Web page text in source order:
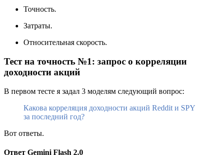
Точность.
Затраты.
Относительная скорость.
Тест на точность №1: запрос о корреляции
доходности акций
В первом тесте я задал 3 моделям следующий вопрос:
Какова корреляция доходности акций Reddit и SPY
за последний год?
Вот ответы.
Ответ Gemini Flash 2.0